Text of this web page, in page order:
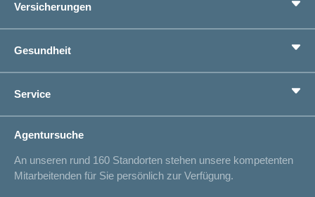
Versicherungen
Zusatzversicherungen
Vorsorge
Ich suche eine Versicherung für
Lebenssituation
Sparen bei der Versicherung
Gesundheit
Gesundheitskompass
concordiaMed
Service
Spitalliste
Unfallmeldung
Agentursuche
An unseren rund 160 Standorten stehen unsere kompetenten
Mitarbeitenden für Sie persönlich zur Verfügung.